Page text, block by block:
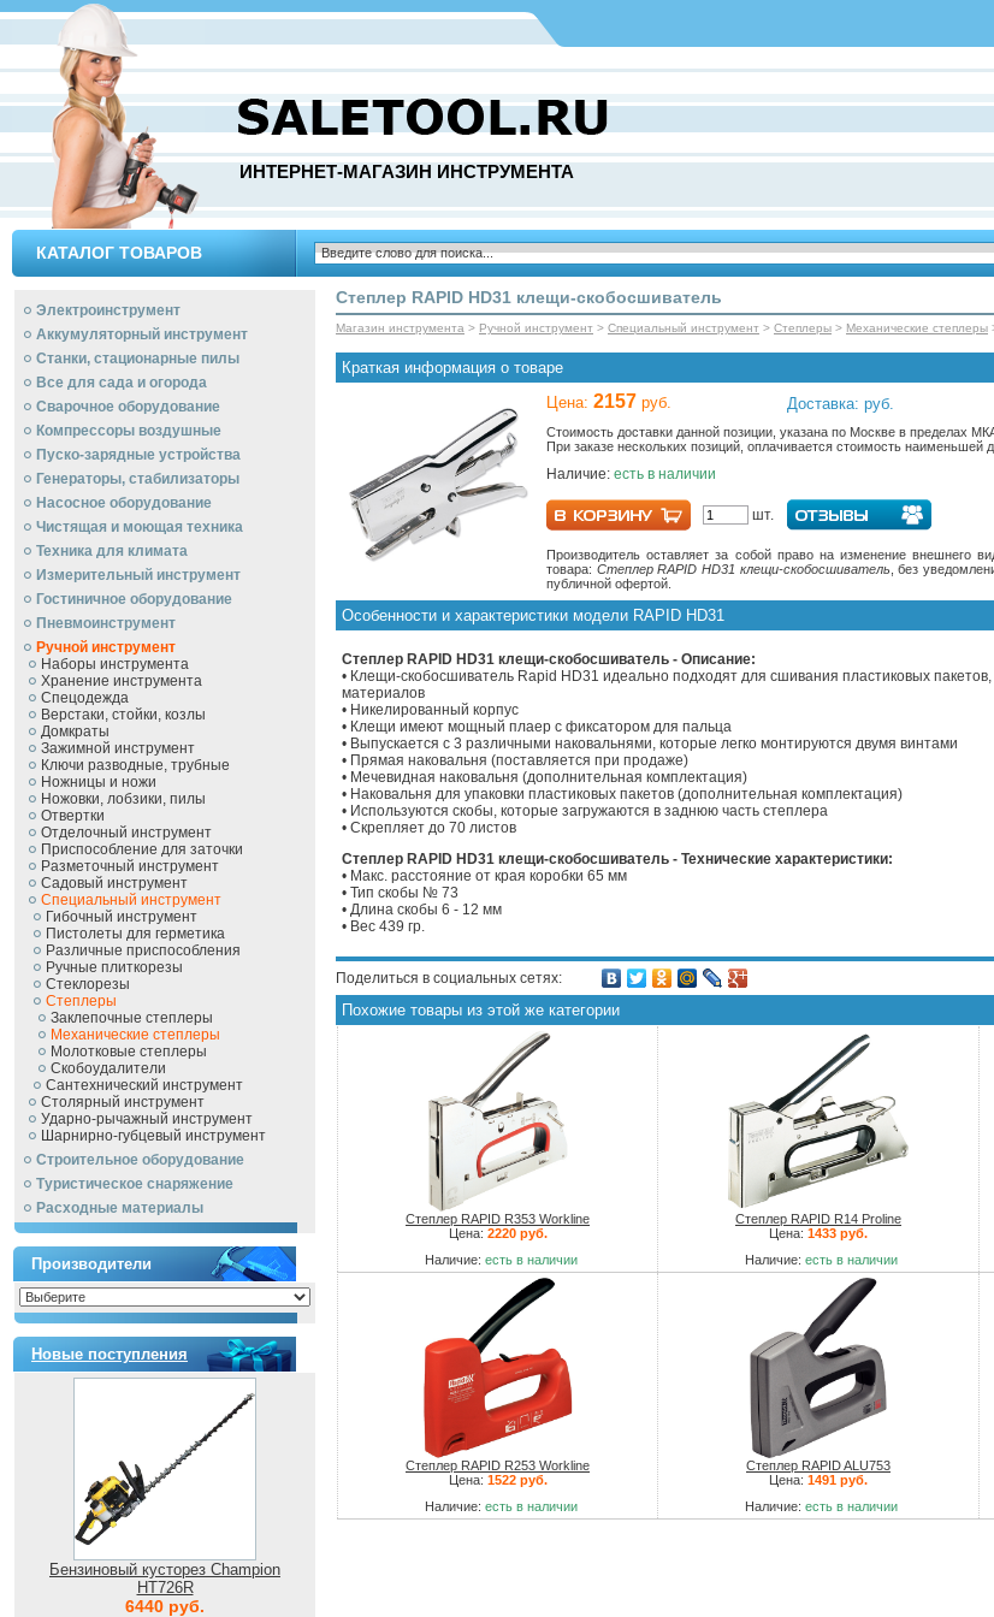
ИНТЕРНЕТ-МАГАЗИН ИНСТРУМЕНТА
КАТАЛОГ ТОВАРОВ
Электроинструмент
Аккумуляторный инструмент
Станки, стационарные пилы
Все для сада и огорода
Сварочное оборудование
Компрессоры воздушные
Пуско-зарядные устройства
Генераторы, стабилизаторы
Насосное оборудование
Чистящая и моющая техника
Техника для климата
Измерительный инструмент
Гостиничное оборудование
Пневмоинструмент
Ручной инcтрумент
Наборы инструмента
Хранение инструмента
Спецодежда
Верстаки, стойки, козлы
Домкраты
Зажимной инструмент
Ключи разводные, трубные
Ножницы и ножи
Ножовки, лобзики, пилы
Отвертки
Отделочный инструмент
Приспособление для заточки
Разметочный инструмент
Садовый инструмент
Специальный инструмент
Гибочный инструмент
Пистолеты для герметика
Различные приспособления
Ручные плиткорезы
Стеклорезы
Степлеры
Заклепочные степлеры
Механические степлеры
Молотковые степлеры
Скобоудалители
Сантехнический инструмент
Столярный инструмент
Ударно-рычажный инструмент
Шарнирно-губцевый инструмент
Строительное оборудование
Туристическое снаряжение
Расходные материалы
Производители
Новые поступления
Бензиновый кусторез Champion
HT726R
6440 руб.
Степлер RAPID HD31 клещи-скобосшиватель
Магазин инструмента > Ручной инcтрумент > Специальный инструмент > Степлеры > Механические степлеры
Краткая информация о товаре
Цена: 2157 руб. Доставка: руб.
Стоимость доставки данной позиции, указана по Москве в пределах
При заказе нескольких позиций, оплачивается стоимость наименьшей
Наличие: есть в наличии
шт.
Производитель оставляет за собой право на изменение внешнего
товара: Степлер RAPID HD31 клещи-скобосшиватель , без
публичной офертой.
Особенности и характеристики модели RAPID HD31
Степлер RAPID HD31 клещи-скобосшиватель - Описание:
• Клещи-скобосшиватель Rapid HD31 идеально подходят для сшивания пластиковых пакетов,
материалов
• Никелированный корпус
• Клещи имеют мощный плаер с фиксатором для пальца
• Выпускается с 3 различными наковальнями, которые легко монтируются двумя винтами
• Прямая наковальня (поставляется при продаже)
• Мечевидная наковальня (дополнительная комплектация)
• Наковальня для упаковки пластиковых пакетов (дополнительная комплектация)
• Используются скобы, которые загружаются в заднюю часть степлера
• Скрепляет до 70 листов
Степлер RAPID HD31 клещи-скобосшиватель - Технические характеристики:
• Макс. расстояние от края коробки 65 мм
• Тип скобы № 73
• Длина скобы 6 - 12 мм
• Вес 439 гр.
Поделиться в социальных сетях:
Похожие товары из этой же категории
Степлер RAPID R353 Workline
Цена: 2220 руб.
Наличие: есть в наличии
Степлер RAPID R14 Proline
Цена: 1433 руб.
Наличие: есть в наличии
Степлер RAPID R253 Workline
Цена: 1522 руб.
Наличие: есть в наличии
Степлер RAPID ALU753
Цена: 1491 руб.
Наличие: есть в наличии